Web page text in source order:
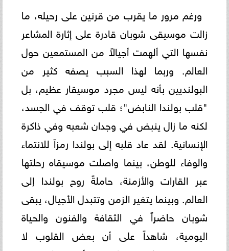
ورغم مرور ما يقرب من قرنين على رحيله، ما
زالت موسيقى شوبان قادرة على إثارة المشاعر
نفسها التي ألهمت أجيالاً من المستمعين حول
العالم. وربما لهذا السبب يصفه كثير من
البولنديين بأنه ليس مجرد موسيقار عظيم، بل
"قلب بولندا النابض"؛ قلب توقف في الجسد،
لكنه ما زال ينبض في وجدان شعبه وفي ذاكرة
الإنسانية. لقد عاد قلبه إلى بولندا رمزاً للانتماء
والوفاء للوطن، بينما واصلت موسيقاه رحلتها
عبر القارات والأزمنة، حاملةً روح بولندا إلى
العالم. وبينما يتغير الزمن وتتبدل الأجيال، يبقى
شوبان حاضراً في الثقافة والفنون والحياة
اليومية، شاهداً على أن بعض القلوب لا